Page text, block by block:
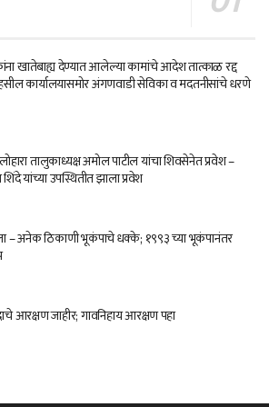
खातेबाह्य देण्यात आलेल्या कामांचे आदेश तात्काळ रद्द
कार्यालयासमोर अंगणवाडी सेविका व मदतनीसांचे धरणे
तालुकाध्यक्ष अमोल पाटील यांचा शिवसेनेत प्रवेश –
यांच्या उपस्थितीत झाला प्रवेश
– अनेक ठिकाणी भूकंपाचे धक्के; १९९३ च्या भूकंपानंतर
आरक्षण जाहीर; गावनिहाय आरक्षण पहा